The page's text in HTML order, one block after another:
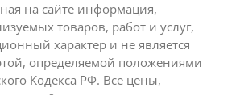
на сайте информация,
товаров, работ и услуг,
характер и не является
определяемой положениями
Кодекса РФ. Все цены,